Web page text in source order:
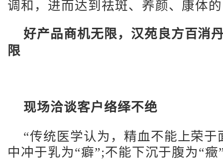
调和，进而达到祛斑、养颜、康体
好产品商机无限，汉苑良方百消
限
现场洽谈客户络绎不绝
“传统医学认为，精血不能上荣于
中冲于乳为“癖”;不能下沉于腹为“